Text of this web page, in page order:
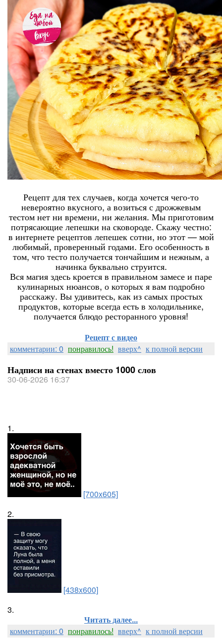
Рецепт для тех случаев, когда хочется чего-то
невероятно вкусного, а возиться с дрожжевым
тестом нет ни времени, ни желания. Мы приготовим
потрясающие лепешки на сковороде. Скажу честно:
в интернете рецептов лепешек сотни, но этот — мой
любимый, проверенный годами. Его особенность в
том, что тесто получается тончайшим и нежным, а
начинка буквально струится.
Вся магия здесь кроется в правильном замесе и паре
кулинарных нюансов, о которых я вам подробно
расскажу. Вы удивитесь, как из самых простых
продуктов, которые всегда есть в холодильнике,
получается блюдо ресторанного уровня!
Рецепт с видео
комментарии: 0 понравилось! вверх^ к полной версии
Надписи на стенах вместо 1000 слов
30-06-2026 16:37
1.
[700x605]
2.
[438x600]
3.
Читать далее...
комментарии: 0 понравилось! вверх^ к полной версии